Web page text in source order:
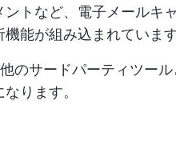
ントなど、電子メールキ
能が組み込まれています
のサードパーティツー
ります。